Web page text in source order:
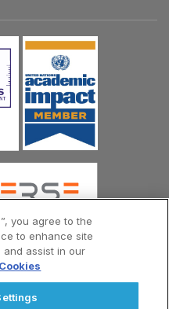
Atlántico 2026
you agree to the
to enhance site
and assist in our